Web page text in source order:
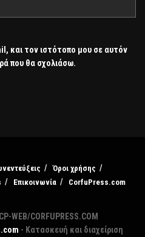
και τον ιστότοπο μου σε αυτόν
που θα σχολιάσω.
Όροι χρήσης
Επικοινωνία CorfuPress.com
WEB/CORFUPRESS.COM
- Κατασκευή και διαχείριση